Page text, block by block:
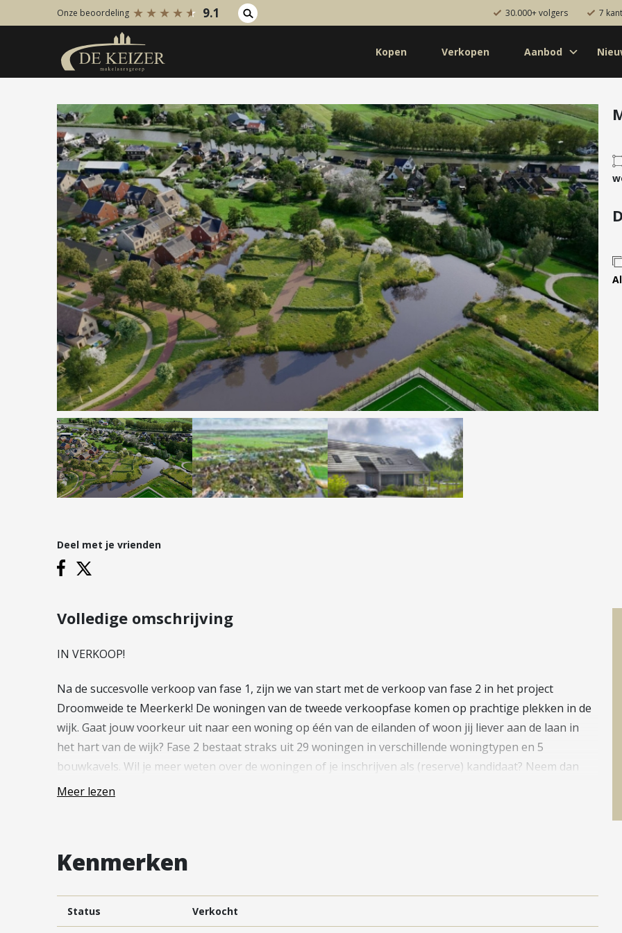
Koopaanbod
Bestaande bouw
Internationaal
Nieuwbouw
Bedrijfsaanbod
Huuraanbod
Bestaande bouw
Internationaal
Nieuwbouw
Bedrijfsaanbod
Diensten
Kopen
Verkopen
Huren
Verhuren
Taxeren
Verzekeren
Hypotheken
Hypotheekadvies
Hypotheek oversluiten
Hypotheek verhogen
Starterslening
Financiële check
Banken
Duurzame hypotheek
Reviews Contact
Vestigingen
Vestiging Vleuten-De Meern en
Leidsche Rijn
Vestiging Vianen
Vestiging Maarssen
Onze beoordeling 9.1 30.000+ volgers 7
Kopen Verkopen Aanbod
Deel met je vrienden
Volledige omschrijving
IN VERKOOP!
Na de succesvolle verkoop van fase 1, zijn we van start met de verkoop van fase 2 in het project
Droomweide te Meerkerk! De woningen van de tweede verkoopfase komen op prachtige plekken in de
wijk. Gaat jouw voorkeur uit naar een woning op één van de eilanden of woon jij liever aan de laan in
het hart van de wijk? Fase 2 bestaat straks uit 29 woningen in verschillende woningtypen en 5
bouwkavels. Wil je meer weten over de woningen of je inschrijven als (reserve) kandidaat? Neem dan
snel een kijkje op de projectwebsite(nieuwbouw-meerkerk.nl)
Droomweide krijgt een dorps en saamhorig karakter. Je maakt er gemakkelijk een praatje met
buurtgenoten en kinderen gaan op avontuur met vriendjes en vriendinnetjes uit de buurt. Precies zoals
dat in een dorp gebeurt! Er zijn natuurlijke speelplekken met klimbomen, speelobjecten en een pontje
en er is een educatieve vlinderroute. Het woningaanbod in Droomweide bestaat uit 105 koopwoningen
Meer lezen
Kenmerken
Status Verkocht